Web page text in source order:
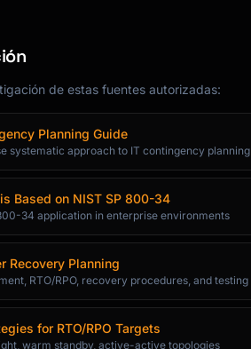
de estas fuentes autorizadas:
Planning Guide
systematic approach to IT contingency planning
Based on NIST SP 800-34
34 application in enterprise environments
Recovery Planning
RTO/RPO, recovery procedures, and testing
for RTO/RPO Targets
warm standby, active-active topologies